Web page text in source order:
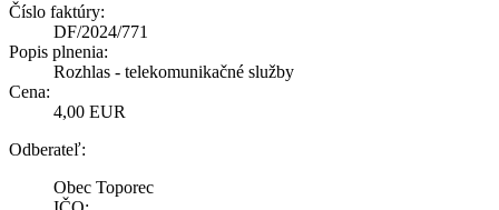
Číslo faktúry:
DF/2024/771
Popis plnenia:
Rozhlas - telekomunikačné služby
Cena:
4,00 EUR
Odberateľ:
Obec Toporec